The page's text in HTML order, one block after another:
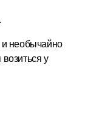
необычайно
у